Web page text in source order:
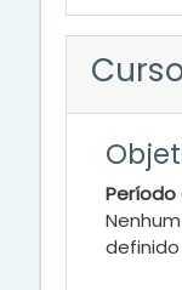
definido